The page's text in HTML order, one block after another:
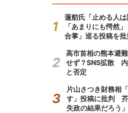
蓮舫氏「止める人は
「あまりにも愕然
合掌」巡る投稿を批
高市首相の熊本避
せず？SNS拡散
と否定
片山さつき財務相
す」投稿に批判
失政の結果だろう」